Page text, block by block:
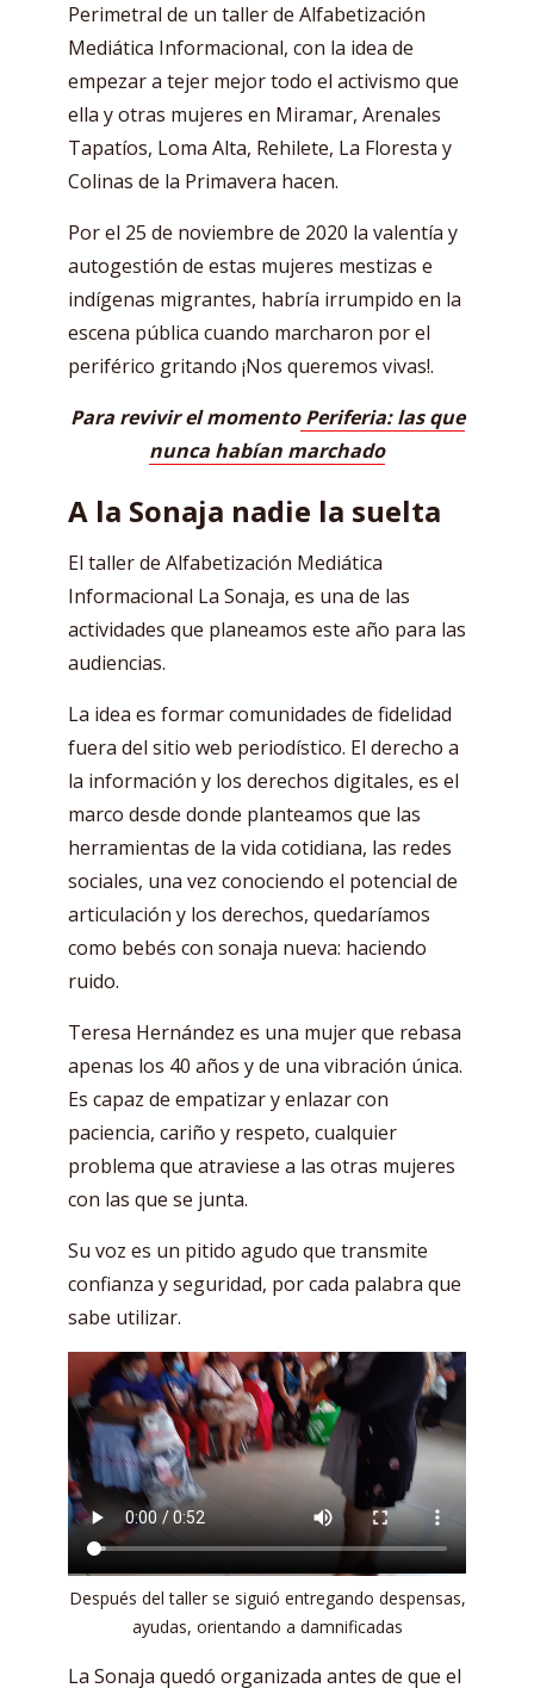
Perimetral de un taller de Alfabetización
Mediática Informacional, con la idea de
empezar a tejer mejor todo el activismo que
ella y otras mujeres en Miramar, Arenales
Tapatíos, Loma Alta, Rehilete, La Floresta y
Colinas de la Primavera hacen.
Por el 25 de noviembre de 2020 la valentía y
autogestión de estas mujeres mestizas e
indígenas migrantes, habría irrumpido en la
escena pública cuando marcharon por el
periférico gritando ¡Nos queremos vivas!.
Para revivir el momentoPeriferia: las que
nunca habían marchado
A la Sonaja nadie la suelta
El taller de Alfabetización Mediática
Informacional La Sonaja, es una de las
actividades que planeamos este año para las
audiencias.
La idea es formar comunidades de fidelidad
fuera del sitio web periodístico. El derecho a
la información y los derechos digitales, es el
marco desde donde planteamos que las
herramientas de la vida cotidiana, las redes
sociales, una vez conociendo el potencial de
articulación y los derechos, quedaríamos
como bebés con sonaja nueva: haciendo
ruido.
Teresa Hernández es una mujer que rebasa
apenas los 40 años y de una vibración única.
Es capaz de empatizar y enlazar con
paciencia, cariño y respeto, cualquier
problema que atraviese a las otras mujeres
con las que se junta.
Su voz es un pitido agudo que transmite
confianza y seguridad, por cada palabra que
sabe utilizar.
Después del taller se siguió entregando despensas,
ayudas, orientando a damnificadas
La Sonaja quedó organizada antes de que el